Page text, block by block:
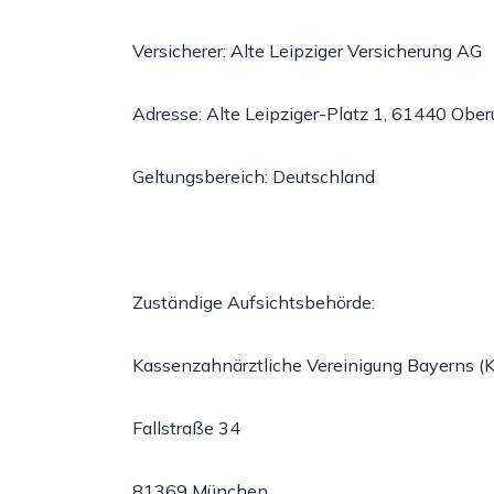
Versicherer: Alte Leipziger Versicherung AG
Adresse: Alte Leipziger-Platz 1, 61440
Geltungsbereich: Deutschland
Zuständige Aufsichtsbehörde:
Kassenzahnärztliche Vereinigung Bayerns
Fallstraße 34